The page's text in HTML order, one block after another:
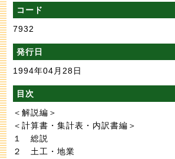
コード
7932
発行日
1994年04月28日
目次
＜解説編＞
＜計算書・集計表・内訳書編＞
１ 総説
２ 土工・地業